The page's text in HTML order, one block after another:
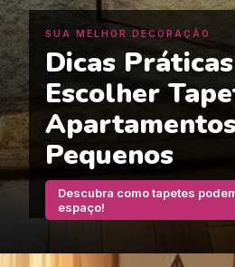
SUA MELHOR DECORAÇÃO
Dicas
Escolher
Pequenos
Descubra como tapetes
espaço!